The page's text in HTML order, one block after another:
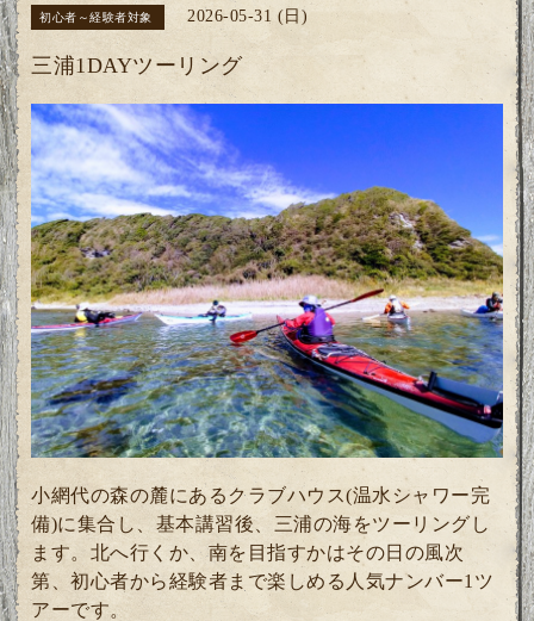
初心者～経験者対象 2026-05-31 (日)
三浦1DAYツーリング
小網代の森の麓にあるクラブハウス(温水シャワー完
備)に集合し、基本講習後、三浦の海をツーリングし
ます。北へ行くか、南を目指すかはその日の風次
第、初心者から経験者まで楽しめる人気ナンバー1ツ
アーです。